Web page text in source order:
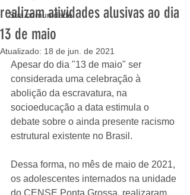
Sua comunidade
realizam atividades alusivas ao dia
13 de maio
Atualizado: 18 de jun. de 2021
Apesar do dia "13 de maio" ser
considerada uma celebração à
abolição da escravatura, na
socioeducação a data estimula o
debate sobre o ainda presente racismo
estrutural existente no Brasil.
Dessa forma, no mês de maio de 2021,
os adolescentes internados na unidade
do CENSE Ponta Grossa, realizaram